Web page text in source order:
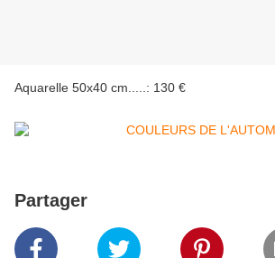
Aquarelle 50x40 cm.....: 130 €
Partager